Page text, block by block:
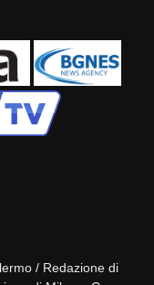
/ Redazione di